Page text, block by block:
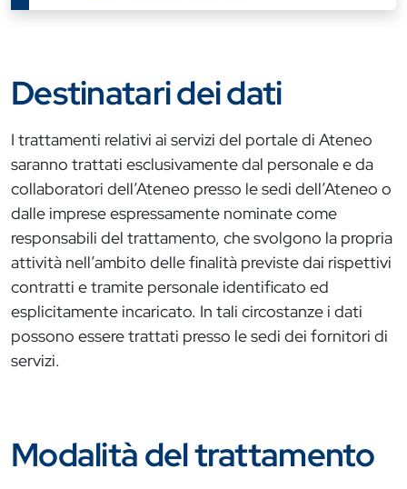
Destinatari dei dati
I trattamenti relativi ai servizi del portale di Ateneo
saranno trattati esclusivamente dal personale e da
collaboratori dell’Ateneo presso le sedi dell’Ateneo o
dalle imprese espressamente nominate come
responsabili del trattamento, che svolgono la propria
attività nell’ambito delle finalità previste dai rispettivi
contratti e tramite personale identificato ed
esplicitamente incaricato. In tali circostanze i dati
possono essere trattati presso le sedi dei fornitori di
servizi.
Modalità del trattamento